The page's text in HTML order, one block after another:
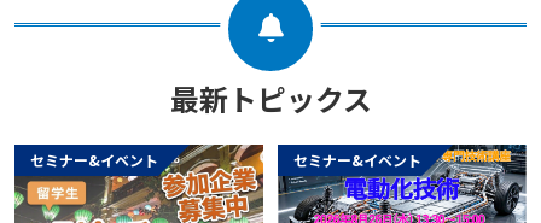
最新トピックス
セミナー&イベント セミナー&イベント